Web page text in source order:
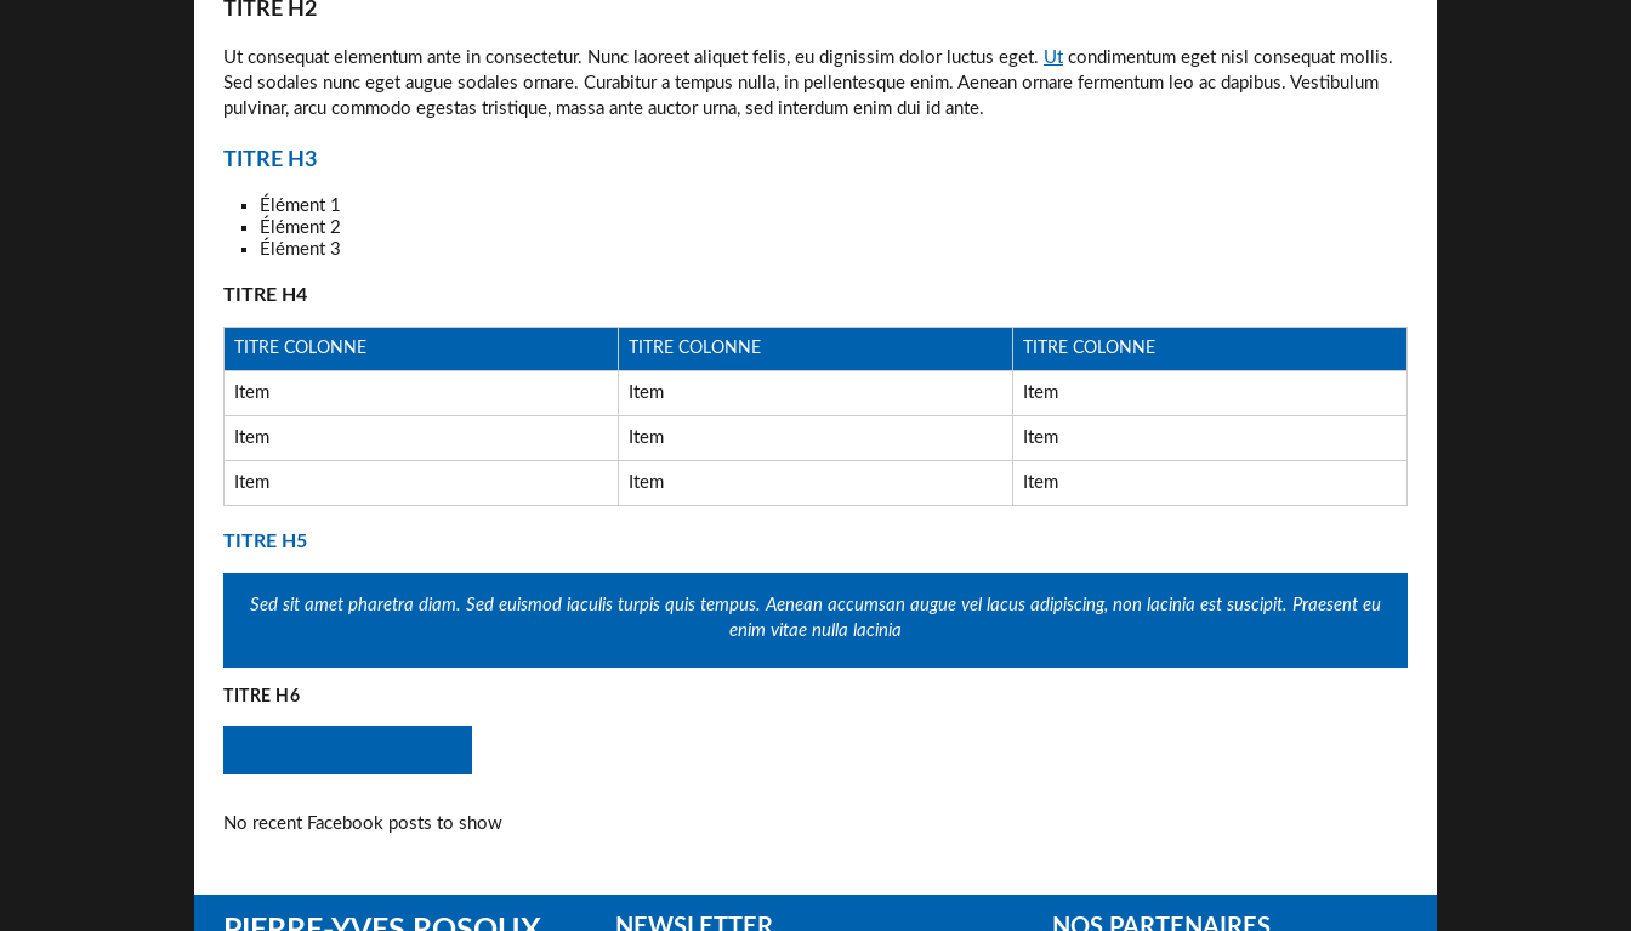
TITRE H2
Ut consequat elementum ante in consectetur. Nunc laoreet aliquet felis, eu dignissim dolor luctus eget. Ut condimentum eget nisl consequat mollis.
Sed sodales nunc eget augue sodales ornare. Curabitur a tempus nulla, in pellentesque enim. Aenean ornare fermentum leo ac dapibus. Vestibulum
pulvinar, arcu commodo egestas tristique, massa ante auctor urna, sed interdum enim dui id ante.
TITRE H3
Élément 1
Élément 2
Élément 3
TITRE H4
TITRE COLONNE TITRE COLONNE TITRE COLONNE
Item Item Item
Item Item Item
Item Item Item
TITRE H5
Sed sit amet pharetra diam. Sed euismod iaculis turpis quis tempus. Aenean accumsan augue vel lacus adipiscing, non lacinia est suscipit. Praesent eu
enim vitae nulla lacinia
TITRE H6
No recent Facebook posts to show